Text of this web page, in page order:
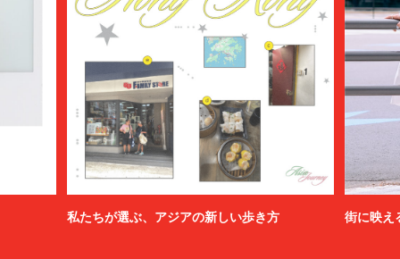
私たちが選ぶ、アジアの新しい歩き方 街に映え